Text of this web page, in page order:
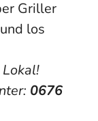
Griller
los
0676